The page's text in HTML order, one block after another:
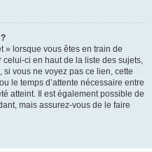
» lorsque vous êtes en train de
ci en haut de la liste des sujets,
vous ne voyez pas ce lien, cette
le temps d’attente nécessaire entre
atteint. Il est également possible de
mais assurez-vous de le faire